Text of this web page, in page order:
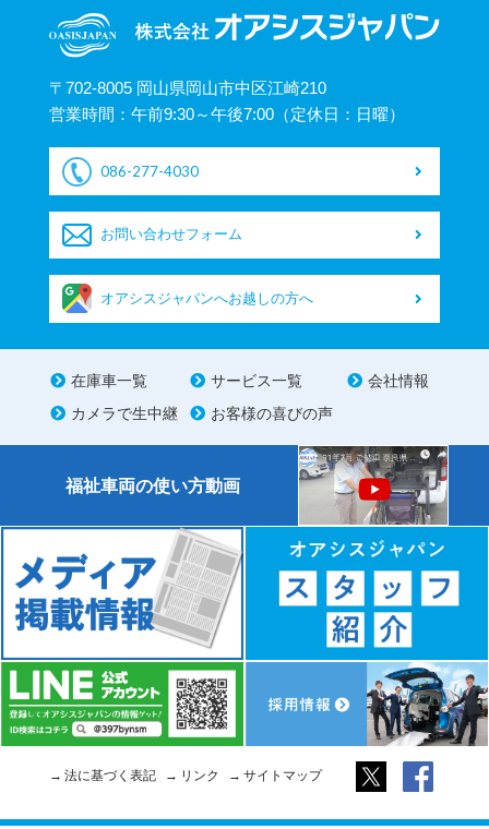
〒702-8005 岡山県岡山市中区江崎210
営業時間：午前9:30～午後7:00（定休日：日曜）
086-277-4030
お問い合わせフォーム
オアシスジャパンへお越しの方へ
在庫車一覧 サービス一覧
会社情報
カメラで生中継
お客様の喜びの声
福祉車両の使い方動画
法に基づく表記 リンク サイトマップ